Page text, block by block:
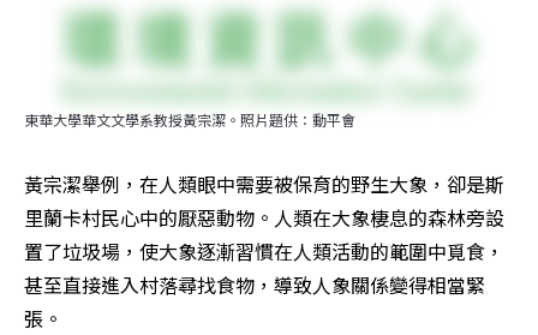
東華大學華文文學系教授黃宗潔。照片題供：動平會
黃宗潔舉例，在人類眼中需要被保育的野生大象，卻是斯
里蘭卡村民心中的厭惡動物。人類在大象棲息的森林旁設
置了垃圾場，使大象逐漸習慣在人類活動的範圍中覓食，
甚至直接進入村落尋找食物，導致人象關係變得相當緊
張。